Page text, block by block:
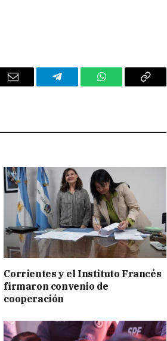
Email Telegram WhatsAppCopy
Corrientes y el Instituto Francés
firmaron convenio de
cooperación